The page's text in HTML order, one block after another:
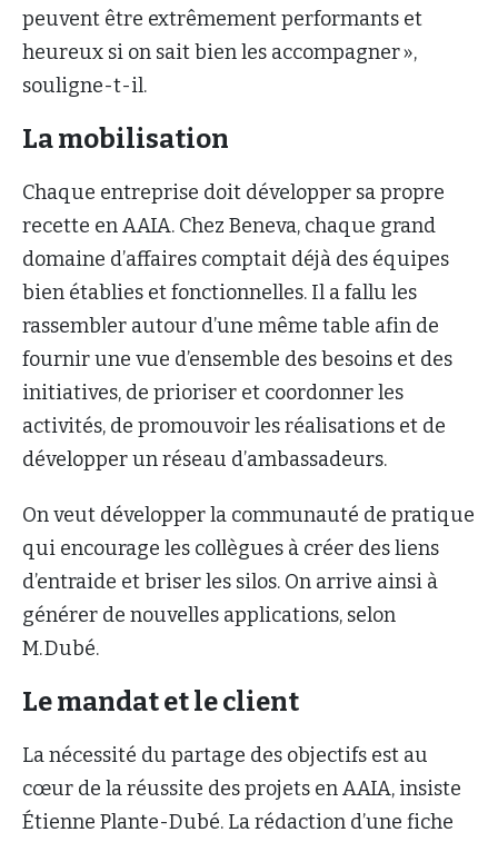
peuvent être extrêmement performants et
heureux si on sait bien les accompagner »,
souligne-t-il.
La mobilisation
Chaque entreprise doit développer sa propre
recette en AAIA. Chez Beneva, chaque grand
domaine d’affaires comptait déjà des équipes
bien établies et fonctionnelles. Il a fallu les
rassembler autour d’une même table afin de
fournir une vue d’ensemble des besoins et des
initiatives, de prioriser et coordonner les
activités, de promouvoir les réalisations et de
développer un réseau d’ambassadeurs.
On veut développer la communauté de pratique
qui encourage les collègues à créer des liens
d’entraide et briser les silos. On arrive ainsi à
générer de nouvelles applications, selon
M. Dubé.
Le mandat et le client
La nécessité du partage des objectifs est au
cœur de la réussite des projets en AAIA, insiste
Étienne Plante-Dubé. La rédaction d’une fiche